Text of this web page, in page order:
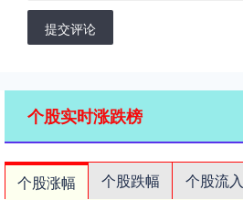
提交评论
个股实时涨跌榜
个股涨幅 个股跌幅 个股流入